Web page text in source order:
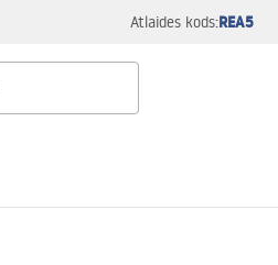
Atlaides kods:REA5